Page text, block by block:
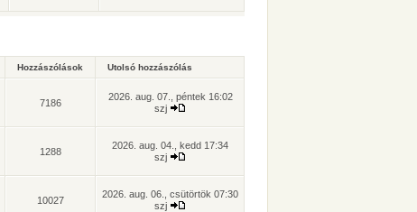
Hozzászólások Utolsó hozzászólás
7186
2026. aug. 07., péntek 16:02
szj
1288
2026. aug. 04., kedd 17:34
szj
10027
2026. aug. 06., csütörtök 07:30
szj